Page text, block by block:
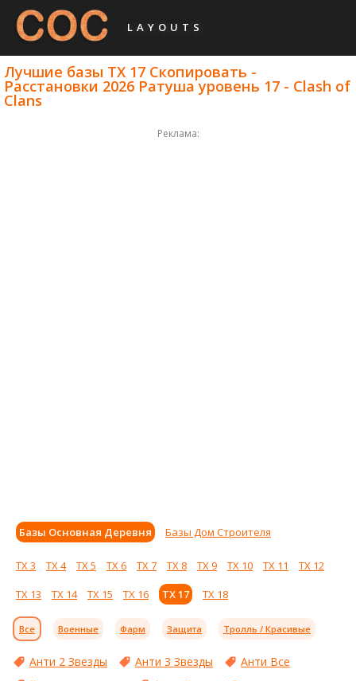
LAYOUTS
Лучшие базы ТХ 17 Скопировать -
Расстановки 2026 Ратуша уровень 17 - Clash of
Clans
Реклама:
Базы Основная Деревня Базы Дом Строителя
ТХ 3 ТХ 4 ТХ 5 ТХ 6 ТХ 7 ТХ 8 ТХ 9 ТХ 10 ТХ 11
ТХ 12
ТХ 13
ТХ 14 ТХ 15 ТХ 16 ТХ 17 ТХ 18
Все Военные Фарм Защита Тролль / Красивые
Анти 2 Звезды Анти 3 Звезды
Анти Все